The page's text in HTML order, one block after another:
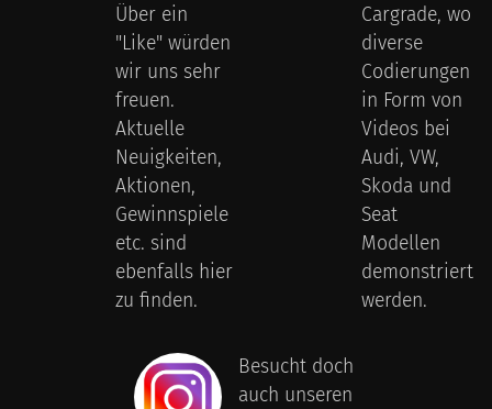
Über ein
"Like" würden
wir uns sehr
freuen.
Aktuelle
Neuigkeiten,
Aktionen,
Gewinnspiele
etc. sind
ebenfalls hier
zu finden.
Cargrade, wo
diverse
Codierungen
in Form von
Videos bei
Audi, VW,
Skoda und
Seat
Modellen
demonstriert
werden.
Besucht doch
auch unseren